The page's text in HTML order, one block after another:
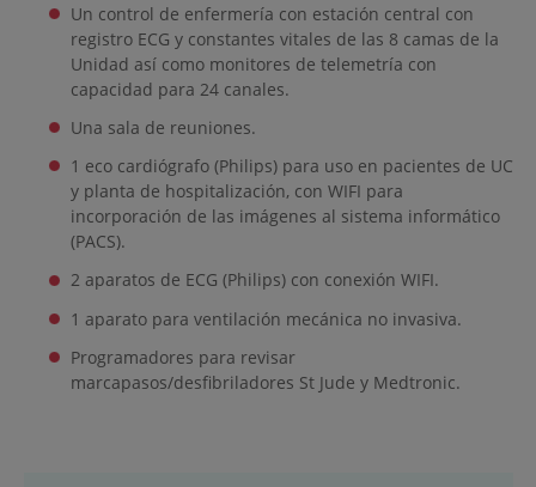
Un control de enfermería con estación central con
registro ECG y constantes vitales de las 8 camas de la
Unidad así como monitores de telemetría con
capacidad para 24 canales.
Una sala de reuniones.
1 eco cardiógrafo (Philips) para uso en pacientes de UC
y planta de hospitalización, con WIFI para
incorporación de las imágenes al sistema informático
(PACS).
2 aparatos de ECG (Philips) con conexión WIFI.
1 aparato para ventilación mecánica no invasiva.
Programadores para revisar
marcapasos/desfibriladores St Jude y Medtronic.